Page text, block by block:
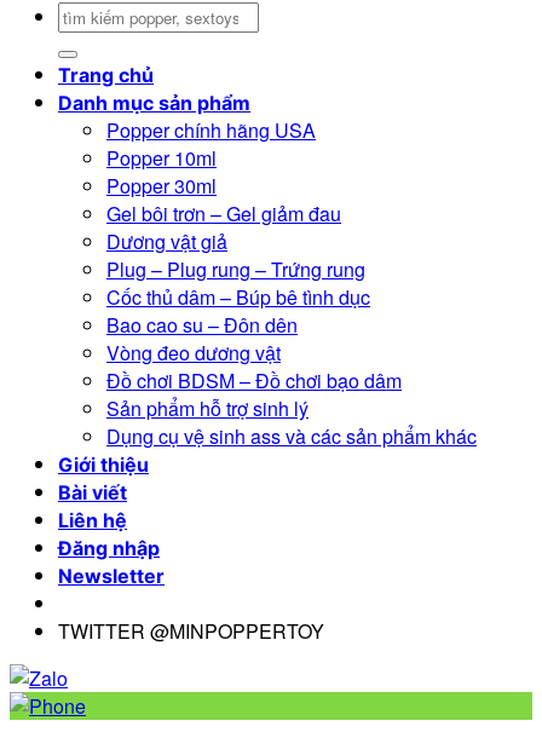
Tìm
Trang chủ
Danh mục sản phẩm
Popper chính hãng USA
Popper 10ml
Popper 30ml
Gel bôi trơn – Gel giảm đau
Dương vật giả
Plug – Plug rung – Trứng rung
Cốc thủ dâm – Búp bê tình dục
Bao cao su – Đôn dên
Vòng đeo dương vật
Đồ chơi BDSM – Đồ chơi bạo dâm
Sản phẩm hỗ trợ sinh lý
Dụng cụ vệ sinh ass và các sản phẩm khác
Giới thiệu
Bài viết
Liên hệ
Đăng nhập
Newsletter
TWITTER @MINPOPPERTOY